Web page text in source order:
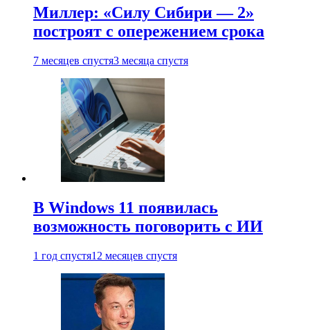
Миллер: «Силу Сибири — 2»
построят с опережением срока
7 месяцев спустя3 месяца спустя
В Windows 11 появилась
возможность поговорить с ИИ
1 год спустя12 месяцев спустя